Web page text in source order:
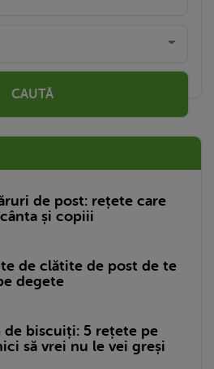
CAUTĂ
de post: rețete care
și copiii
de clătite de post de te
degete
de biscuiți: 5 rețete pe
să vrei nu le vei greși